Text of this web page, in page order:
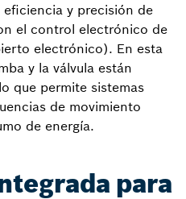
eficiencia y precisión de
el control electrónico de
electrónico). En esta
y la válvula están
que permite sistemas
de movimiento
de energía.
para